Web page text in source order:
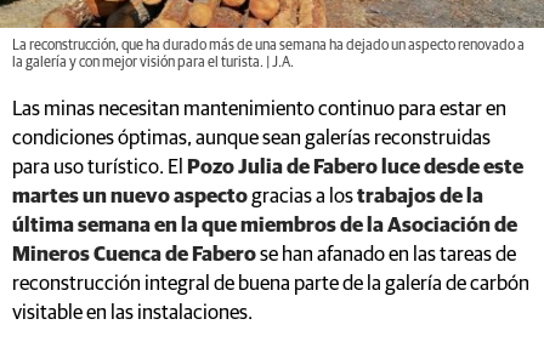
La reconstrucción, que ha durado más de una semana ha dejado un aspecto renovado a
la galería y con mejor visión para el turista. | J.A.
Las minas necesitan mantenimiento continuo para estar en
condiciones óptimas, aunque sean galerías reconstruidas
para uso turístico. El
Pozo Julia de Fabero luce desde este
martes un nuevo aspecto gracias a lostrabajos de la
última semana en la que miembros de la Asociación de
Mineros Cuenca de Faberose han afanado en las tareas de
reconstrucción integral de buena parte de la galería de carbón
visitable en las instalaciones.